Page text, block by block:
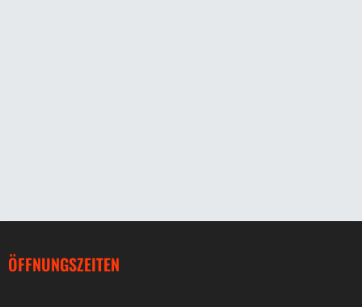
ÖFFNUNGSZEITEN